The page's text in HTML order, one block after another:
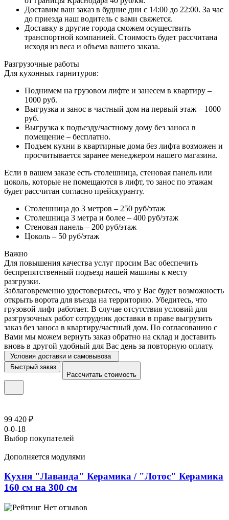
Доставим ваш заказ в будние дни с 14:00 до 22:00. За час
до приезда наш водитель с вами свяжется.
Доставку в другие города сможем осуществить
транспортной компанией. Стоимость будет рассчитана
исходя из веса и объема вашего заказа.
Разгрузочные работы
Для кухонных гарнитуров:
Поднимем на грузовом лифте и занесем в квартиру –
1000 руб.
Выгрузка и занос в частный дом на первый этаж – 1000
руб.
Выгрузка к подъезду/частному дому без заноса в
помещение – бесплатно.
Подъем кухни в квартирные дома без лифта возможен и
просчитывается заранее менеджером нашего магазина.
Если в вашем заказе есть столешница, стеновая панель или
цоколь, которые не помещаются в лифт, то занос по этажам
будет рассчитан согласно прейскуранту.
Столешница до 3 метров – 250 руб/этаж
Столешница 3 метра и более – 400 руб/этаж
Стеновая панель – 200 руб/этаж
Цоколь – 50 руб/этаж
Важно
Для повышения качества услуг просим Вас обеспечить
беспрепятственный подъезд нашей машины к месту
разгрузки.
Заблаговременно удостоверьтесь, что у Вас будет возможность
открыть ворота для въезда на территорию. Убедитесь, что
грузовой лифт работает. В случае отсутствия условий для
разгрузочных работ сотрудник доставки в праве выгрузить
заказ без заноса в квартиру/частный дом. По согласованию с
Вами мы можем вернуть заказ обратно на склад и доставить
вновь в другой удобный для Вас день за повторную оплату.
Условия доставки и самовывоза
Быстрый заказ
Рассчитать стоимость
99 420 ₽
0-0-18
Выбор покупателей
Дополняется модулями
Кухня "Лаванда" Керамика / "Лотос" Керамика
160 см на 300 см
Нет отзывов